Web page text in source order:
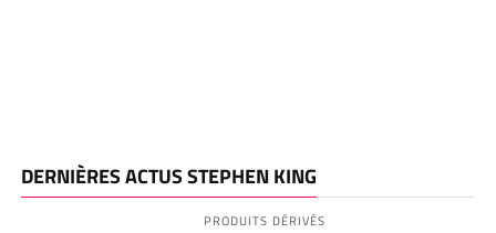
DERNIÈRES ACTUS STEPHEN KING
PRODUITS DÉRIVÉS